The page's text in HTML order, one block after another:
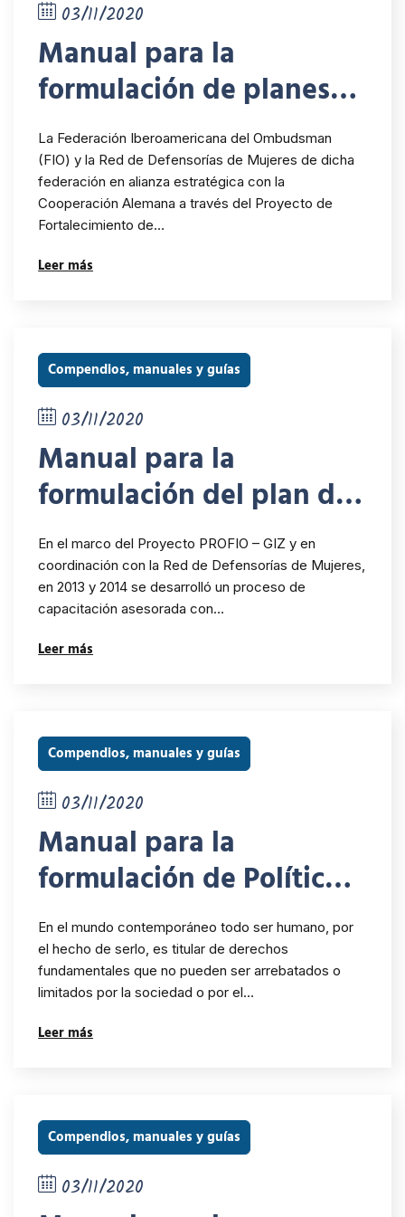
03/11/2020
Manual para la
formulación de planes
institucionales con
perspectiva de género e
interseccionalidad
La Federación Iberoamericana del Ombudsman
(FIO) y la Red de Defensorías de Mujeres de dicha
federación en alianza estratégica con la
Cooperación Alemana a través del Proyecto de
Fortalecimiento de…
Leer más
Compendios, manuales y guías
03/11/2020
Manual para la
formulación del plan de
acción de las políticas
institucionales de
género
En el marco del Proyecto PROFIO – GIZ y en
coordinación con la Red de Defensorías de Mujeres,
en 2013 y 2014 se desarrolló un proceso de
capacitación asesorada con…
Leer más
Compendios, manuales y guías
03/11/2020
Manual para la
formulación de Políticas
Institucionales de
Género
En el mundo contemporáneo todo ser humano, por
el hecho de serlo, es titular de derechos
fundamentales que no pueden ser arrebatados o
limitados por la sociedad o por el…
Leer más
Compendios, manuales y guías
03/11/2020